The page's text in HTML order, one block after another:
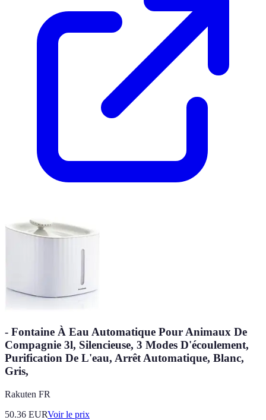
- Fontaine À Eau Automatique Pour Animaux De
Compagnie 3l, Silencieuse, 3 Modes D'écoulement,
Purification De L'eau, Arrêt Automatique, Blanc,
Gris,
Rakuten FR
50.36 EURVoir le prix